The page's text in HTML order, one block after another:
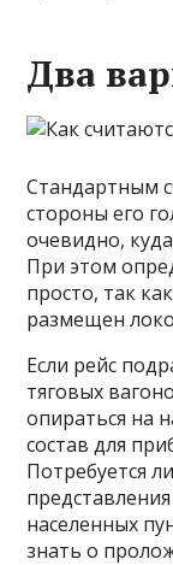
Два
Стандартным
стороны его
очевидно,
При этом
просто, так
размещен
Если рейс
тяговых
опираться на
состав для
Потребуется
населенных
знать о